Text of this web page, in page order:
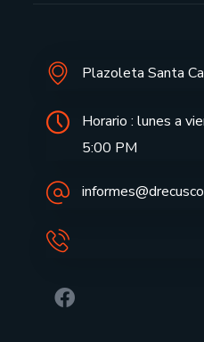
Plazoleta Santa
Horario : lunes a
5:00 PM